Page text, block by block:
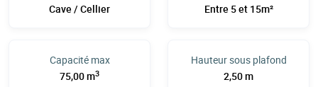
Cave / Cellier
Entre 5 et 15m²
Capacité max
75,00 m3
Hauteur sous plafond
2,50 m